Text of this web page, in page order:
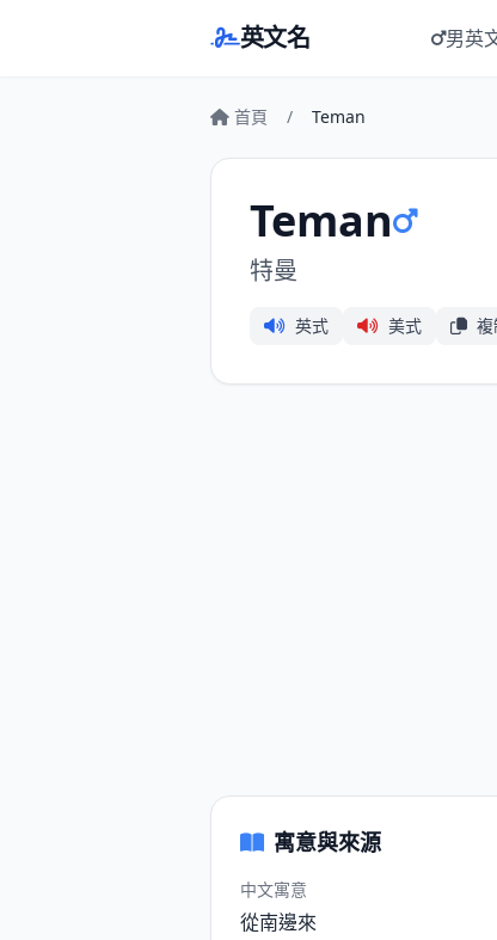
英文名 男英
首頁 / Teman
Teman
特曼
英式 美式 複
寓意與來源
中文寓意
從南邊來